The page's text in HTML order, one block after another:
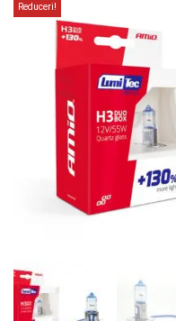
Reduceri!